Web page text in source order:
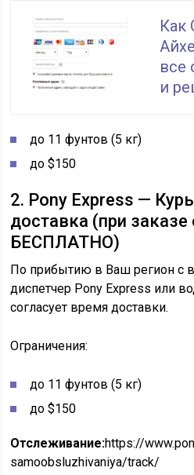
Как
все
и
до 11 фунтов (5 кг)
до $150
2. Pony Express —
доставка (при
БЕСПЛАТНО)
По прибытию в Ваш регион с
диспетчер Pony Express или
согласует время доставки.
Ограничения:
до 11 фунтов (5 кг)
до $150
Отслеживание:https://
samoobsluzhivaniya/track/